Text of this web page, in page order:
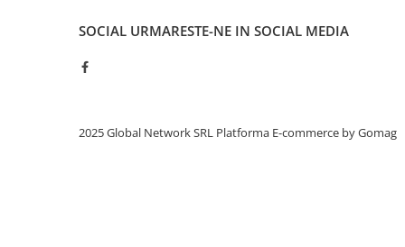
SOCIAL URMARESTE-NE IN SOCIAL MEDIA
2025 Global Network SRL Platforma E-commerce by Gomag